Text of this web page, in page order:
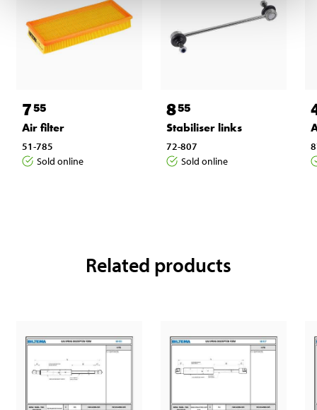
755
Air filter
51-785
Sold online
855
Stabiliser links
72-807
Sold online
Related products